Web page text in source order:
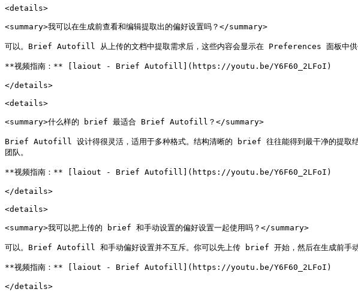
<details>
<summary>我可以在生成前查看和编辑提取出的偏好设置吗？</summary>
可以。Brief Autofill 从上传的文档中提取需求后，这些内容会显示在 Preferences 面板中供你
**视频指南：** [laiout - Brief Autofill](https://youtu.be/Y6F60_2LFoI)
</details>
<details>
<summary>什么样的 brief 最适合 Brief Autofill？</summary>
Brief Autofill 设计得很灵活，适用于多种格式。结构清晰的 brief 往往能得到最干净的提取
团队。
**视频指南：** [laiout - Brief Autofill](https://youtu.be/Y6F60_2LFoI)
</details>
<details>
<summary>我可以把上传的 brief 和手动设置的偏好设置一起使用吗？</summary>
可以。Brief Autofill 和手动偏好设置并不互斥。你可以先上传 brief 开始，然后在生成前手动
**视频指南：** [laiout - Brief Autofill](https://youtu.be/Y6F60_2LFoI)
</details>